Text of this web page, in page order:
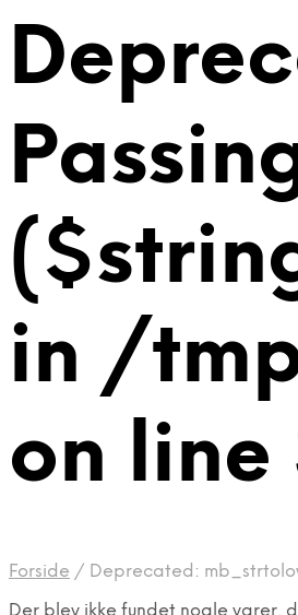
in /
on line
Forside / Deprecated: